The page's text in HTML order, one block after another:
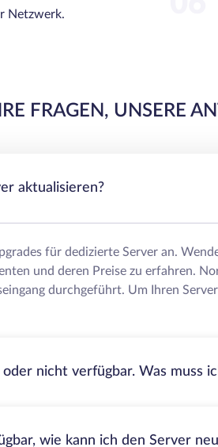
Netzwerk.
FRAGEN, UNSERE
aktualisieren?
für dedizierte Server an.
und deren Preise zu erfahren.
durchgeführt. Um Ihren
nicht verfügbar. Was muss
wie kann ich den Server